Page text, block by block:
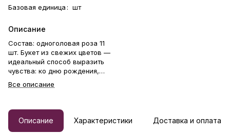
Базовая единица: шт
Описание
Состав: одноголовая роза 11
шт. Букет из свежих цветов —
идеальный способ выразить
чувства: ко дню рождения,
Февраля, Дню матери, Дню
дедушки или просто в знак
внимания и заботы. Фирменная
открытка-инструкция по
Все описание
Описание Характеристики Доставка и оплата